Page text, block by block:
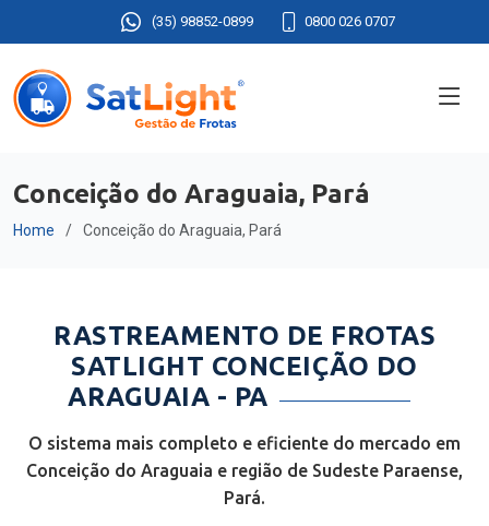
(35) 98852-0899 0800 026 0707
Conceição do Araguaia, Pará
Home Conceição do Araguaia, Pará
RASTREAMENTO DE FROTAS
SATLIGHT CONCEIÇÃO DO
ARAGUAIA - PA
O sistema mais completo e eficiente do mercado em
Conceição do Araguaia e região de Sudeste Paraense,
Pará.